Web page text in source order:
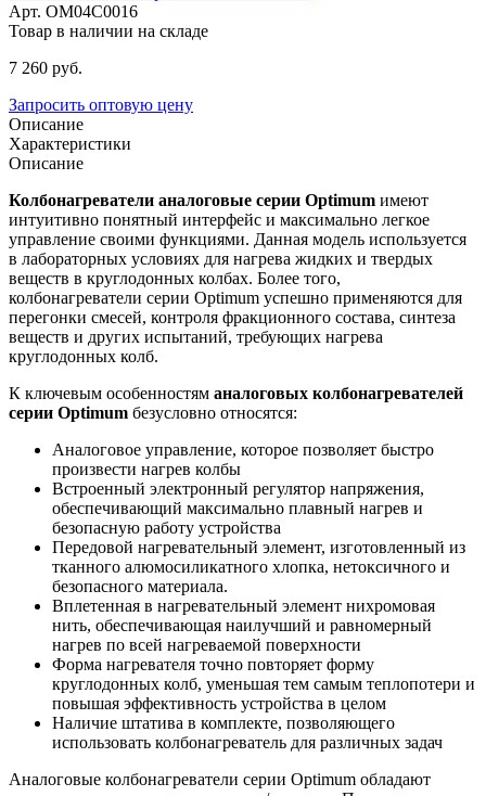
Арт. OM04C0016
Товар в наличии на складе
7 260 руб.
Запросить оптовую цену
Описание
Характеристики
Описание
Колбонагреватели аналоговые серии Optimum имеют
интуитивно понятный интерфейс и максимально легкое
управление своими функциями. Данная модель используется
в лабораторных условиях для нагрева жидких и твердых
веществ в круглодонных колбах. Более того,
колбонагреватели серии Optimum успешно применяются для
перегонки смесей, контроля фракционного состава, синтеза
веществ и других испытаний, требующих нагрева
круглодонных колб.
К ключевым особенностям аналоговых колбонагревателей
серии Optimum безусловно относятся:
Аналоговое управление, которое позволяет быстро
произвести нагрев колбы
Встроенный электронный регулятор напряжения,
обеспечивающий максимально плавный нагрев и
безопасную работу устройства
Передовой нагревательный элемент, изготовленный из
тканного алюмосиликатного хлопка, нетоксичного и
безопасного материала.
Вплетенная в нагревательный элемент нихромовая
нить, обеспечивающая наилучший и равномерный
нагрев по всей нагреваемой поверхности
Форма нагревателя точно повторяет форму
круглодонных колб, уменьшая тем самым теплопотери и
повышая эффективность устройства в целом
Наличие штатива в комплекте, позволяющего
использовать колбонагреватель для различных задач
Аналоговые колбонагреватели серии Optimum обладают